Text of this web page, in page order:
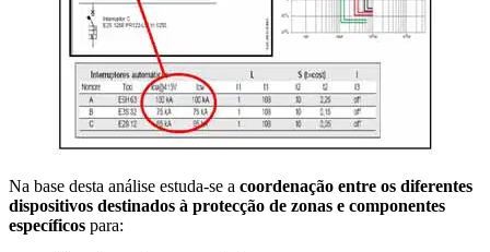
Na base desta análise estuda-se a coordenação entre os diferentes
dispositivos destinados à protecção de zonas e componentes
específicos para: